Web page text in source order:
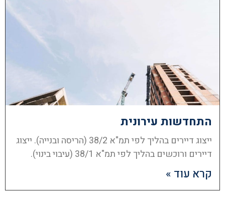
התחדשות עירונית
ייצוג דיירים בהליך לפי תמ"א 38/2 (הריסה ובנייה). ייצוג
דיירים ורוכשים בהליך לפי תמ"א 38/1 (עיבוי בינוי).
קרא עוד »